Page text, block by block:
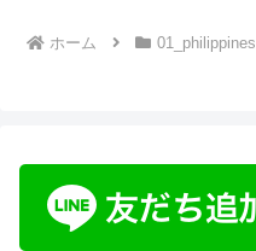
ホーム 01_philippines